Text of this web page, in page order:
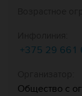
+375 29 661
Общество с